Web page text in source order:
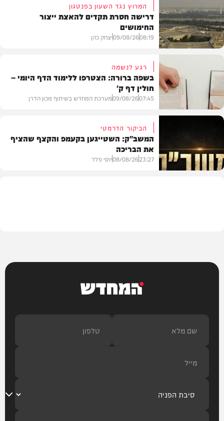
חדשות
המרוץ נגד השעון בפנטגון
דרישה חסרת תקדים להאצת ייצור
החימושים
08:19
09/08/26יצחק כהן
בית המדרש
רגע לנשמה
בשפה ברורה: הצטרפו ללימוד הדף היומי –
חולין דף ק'
07:45
09/08/26מערכת המחדש בשיתוף מכון הדרן
הביקור הדרמטי
המשב"ק: השטייגען בקעמפ והקצף שהציף
את הבריכה
23:27
08/08/26יוסי פלד
המחדש